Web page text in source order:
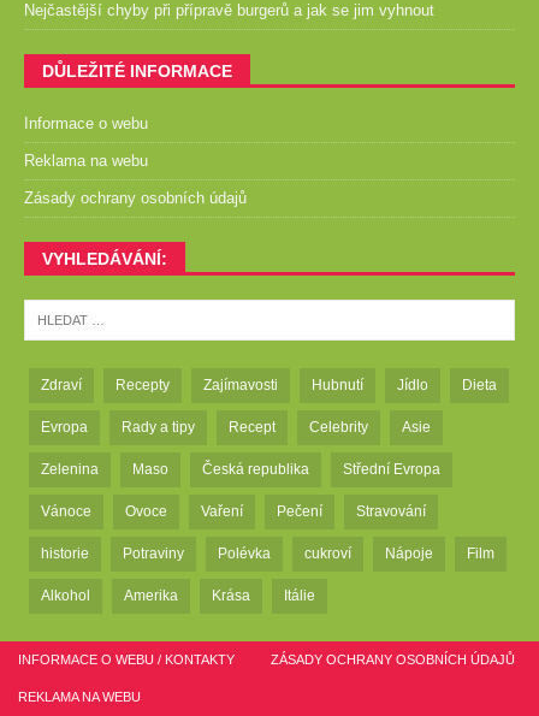
Nejčastější chyby při přípravě burgerů a jak se jim vyhnout
DŮLEŽITÉ INFORMACE
Informace o webu
Reklama na webu
Zásady ochrany osobních údajů
VYHLEDÁVÁNÍ:
Zdraví Recepty Zajímavosti Hubnutí Jídlo Dieta
Evropa Rady a tipy Recept Celebrity Asie
Zelenina Maso Česká republika Střední Evropa
Vánoce Ovoce Vaření Pečení Stravování
historie Potraviny Polévka cukroví Nápoje Film
Alkohol Amerika Krása Itálie
INFORMACE O WEBU / KONTAKTY ZÁSADY OCHRANY OSOBNÍCH ÚDAJŮ
REKLAMA NA WEBU